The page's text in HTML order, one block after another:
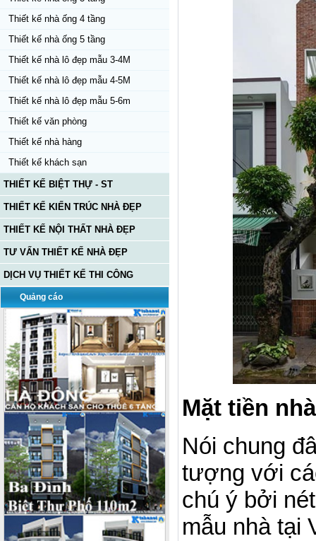
Thiết kế nhà ống 4 tầng
Thiết kế nhà ống 5 tầng
Thiết kế nhà lô đẹp mẫu 3-4M
Thiết kế nhà lô đẹp mẫu 4-5M
Thiết kế nhà lô đẹp mẫu 5-6m
Thiết kế văn phòng
Thiết kế nhà hàng
Thiết kế khách sạn
THIẾT KẾ BIỆT THỰ - ST
THIẾT KẾ KIẾN TRÚC NHÀ ĐẸP
THIẾT KẾ NỘI THẤT NHÀ ĐẸP
TƯ VẤN THIẾT KẾ NHÀ ĐẸP
DỊCH VỤ THIẾT KẾ THI CÔNG
Quảng cáo
Mặt tiền
Nói chung
tượng với
chú ý bởi
mẫu nhà tại